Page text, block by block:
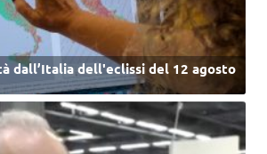
dall’Italia dell'eclissi del 12 agosto